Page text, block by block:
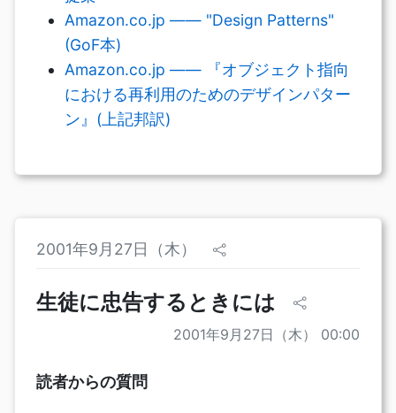
Amazon.co.jp —— "Design Patterns"
(GoF本)
Amazon.co.jp —— 『オブジェクト指向
における再利用のためのデザインパター
ン』(上記邦訳)
2001年9月27日（木）
生徒に忠告するときには
2001年9月27日（木） 00:00
読者からの質問